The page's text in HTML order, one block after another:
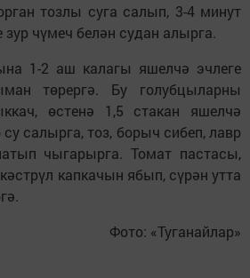
тозлы суга салып, 3-4 минут
чүмеч белән судан алырга.
1-2 аш калагы яшелчә эчлеге
төрергә. Бу голубцыларны
өстенә 1,5 стакан яшелчә
салырга, тоз, борыч сибеп, лавр
чыгарырга. Томат пастасы,
капкачын ябып, сүрән утта
Фото: «Туганайлар»